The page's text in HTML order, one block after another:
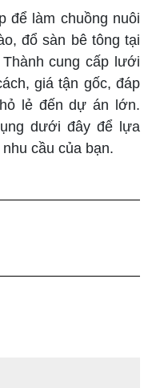
để làm chuồng nuôi
đổ sàn bê tông tại
cung cấp lưới
giá tận gốc, đáp
lẻ đến dự án lớn.
dưới đây để lựa
cầu của bạn.